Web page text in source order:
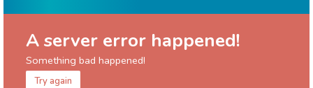
A server error happened!
Something bad happened!
Try again